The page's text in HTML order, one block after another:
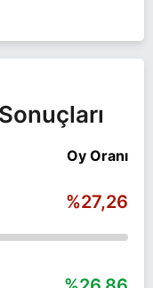
Oy Oranı
%27,26